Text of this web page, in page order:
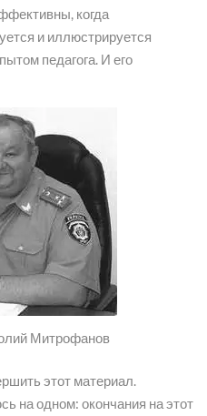
когда
и иллюстрируется
педагога. И его
Митрофанов
этот материал.
на одном: окончания на этот